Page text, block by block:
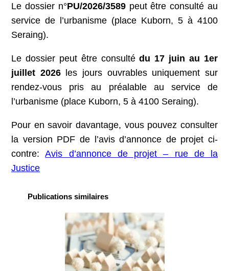
Le dossier n°PU/2026/3589peut être consulté au
service de l’urbanisme (place Kuborn, 5 à 4100
Seraing).
Le dossier peut être consultédu 17 juin au 1er
juillet 2026 les jours ouvrables uniquement sur
rendez-vous pris au préalable au service de
l’urbanisme (place Kuborn, 5 à 4100 Seraing).
Pour en savoir davantage, vous pouvez consulter
la version PDF de l’avis d’annonce de projet ci-
contre:Avis d’annonce de projet – rue de la
Justice
Publications similaires